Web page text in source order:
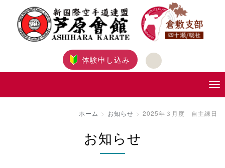
体験申し込み
ホーム お知らせ 2025年３月度 自主練日
お知らせ